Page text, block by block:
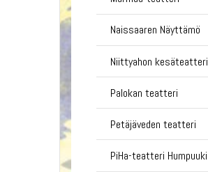
Naissaaren Näyttämö
Niittyahon kesäteatteri
Palokan teatteri
Petäjäveden teatteri
PiHa-teatteri Humpuuki